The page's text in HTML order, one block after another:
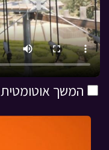
המשך אוטומטית